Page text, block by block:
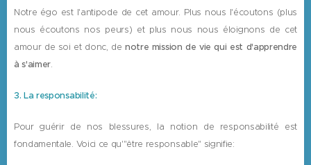
Notre égo est l'antipode de cet amour. Plus nous l'écoutons (plus
nous écoutons nos peurs) et plus nous nous éloignons de cet
amour de soi et donc, de notre mission de vie qui est d'apprendre
à s'aimer.
3. La responsabilité:
Pour guérir de nos blessures, la notion de responsabilité est
fondamentale. Voici ce qu'"être responsable" signifie: